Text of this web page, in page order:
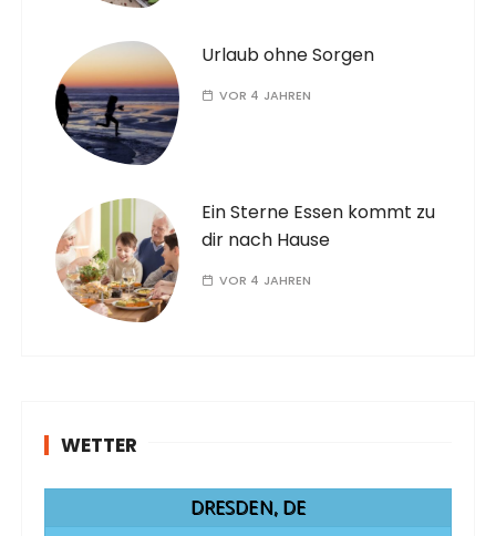
Urlaub ohne Sorgen
VOR 4 JAHREN
Ein Sterne Essen kommt zu
dir nach Hause
VOR 4 JAHREN
WETTER
DRESDEN, DE